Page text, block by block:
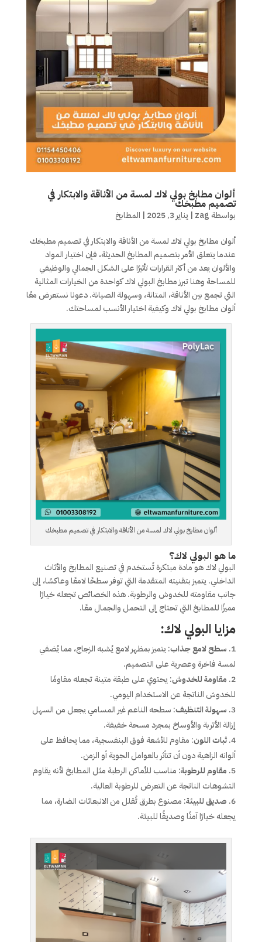
ألوان مطابخ بولي لاك لمسة من الأناقة والابتكار في
تصميم مطبخك
بواسطة zag
| يناير 3, 2025 | المطابخ
ألوان مطابخ بولي لاك لمسة من الأناقة والابتكار في تصميم مطبخك
عندما يتعلق الأمر بتصميم المطابخ الحديثة، فإن اختيار المواد
والألوان يعد من أكثر القرارات تأثيرًا على الشكل الجمالي والوظيفي
للمساحة وهنا تبرز مطابخ البولي لاك كواحدة من الخيارات المثالية
التي تجمع بين الأناقة، المتانة، وسهولة الصيانة. دعونا نستعرض معًا
ألوان مطابخ بولي لاك وكيفية اختيار الأنسب لمساحتك.
ألوان مطابخ بولي لاك لمسة من الأناقة والابتكار في تصميم مطبخك
ما هو البولي لاك؟
البولي لاك هو مادة مبتكرة تُستخدم في تصنيع المطابخ والأثاث
الداخلي. يتميز بتقنيته المتقدمة التي توفر سطحًا لامعًا وعاكسًا، إلى
جانب مقاومته للخدوش والرطوبة. هذه الخصائص تجعله خيارًا
مميزًا للمطابخ التي تحتاج إلى التحمل والجمال معًا.
مزايا البولي لاك:
سطح لامع جذاب: يتميز بمظهر لامع يُشبه الزجاج، مما يُضفي
لمسة فاخرة وعصرية على التصميم.
مقاومة للخدوش: يحتوي على طبقة متينة تجعله مقاومًا
للخدوش الناتجة عن الاستخدام اليومي.
سهولة التنظيف: سطحه الناعم غير المسامي يجعل من السهل
إزالة الأتربة والأوساخ بمجرد مسحة خفيفة.
ثبات اللون: مقاوم للأشعة فوق البنفسجية، مما يحافظ على
ألوانه الزاهية دون أن تتأثر بالعوامل الجوية أو الزمن.
مقاوم للرطوبة: مناسب للأماكن الرطبة مثل المطابخ لأنه يقاوم
التشوهات الناتجة عن التعرض للرطوبة العالية.
صديق للبيئة: مصنوع بطرق تُقلل من الانبعاثات الضارة، مما
يجعله خيارًا آمنًا وصديقًا للبيئة.